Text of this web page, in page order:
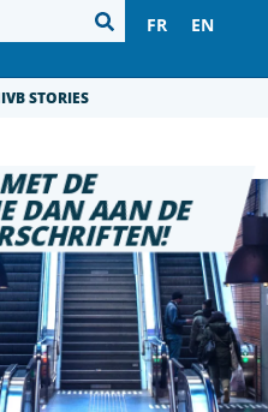
FR EN
STORIES
DE
DAN AAN DE